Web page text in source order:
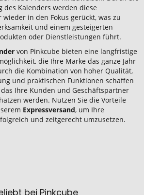
des Kalenders werden diese
in den Fokus gerückt, was zu
und einem gesteigerten
oder Dienstleistungen führt.
von Pinkcube bieten eine langfristige
die Ihre Marke das ganze Jahr
die Kombination von hoher Qualität,
und praktischen Funktionen schaffen
das Ihre Kunden und Geschäftspartner
werden. Nutzen Sie die Vorteile
Expressversand, um Ihre
und zeitgerecht umzusetzen.
bei Pinkcube